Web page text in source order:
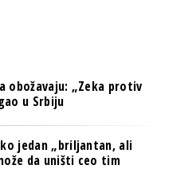
„Zeka protiv
u Srbiju
jedan „briljantan, ali
da uništi ceo tim